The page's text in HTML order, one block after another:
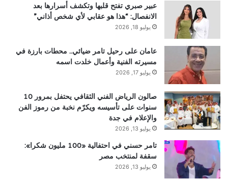
عبير صبري تفتح قلبها وتكشف أسرارها بعد
الانفصال: “هذا هو عقابي لأي شخص أذاني”
يوليو 18, 2026
عامان على رحيل تامر ضيائي.. محطات بارزة في
مسيرته الفنية وأعمال خلدت اسمه
يوليو 17, 2026
صالون الرياض الفني الثقافي يحتفل بمرور 10
سنوات على تأسيسه ويكرّم نخبة من رموز الفن
والإعلام في جدة
يوليو 13, 2026
تامر حسني في احتفالية «100 مليون شكرا»:
سقفة لمنتخب مصر
يوليو 13, 2026